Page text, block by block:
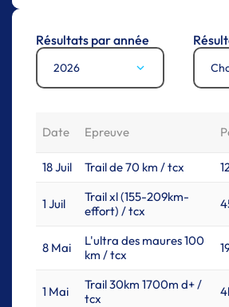
Résultats par année
2026
Date Epreuve
18 Juil Trail de 70 km / tcx
1 Juil
Trail xl (155-209km-
effort) / tcx
8 Mai
L'ultra des maures 100
km / tcx
1 Mai
Trail 30km 1700m d+ /
tcx